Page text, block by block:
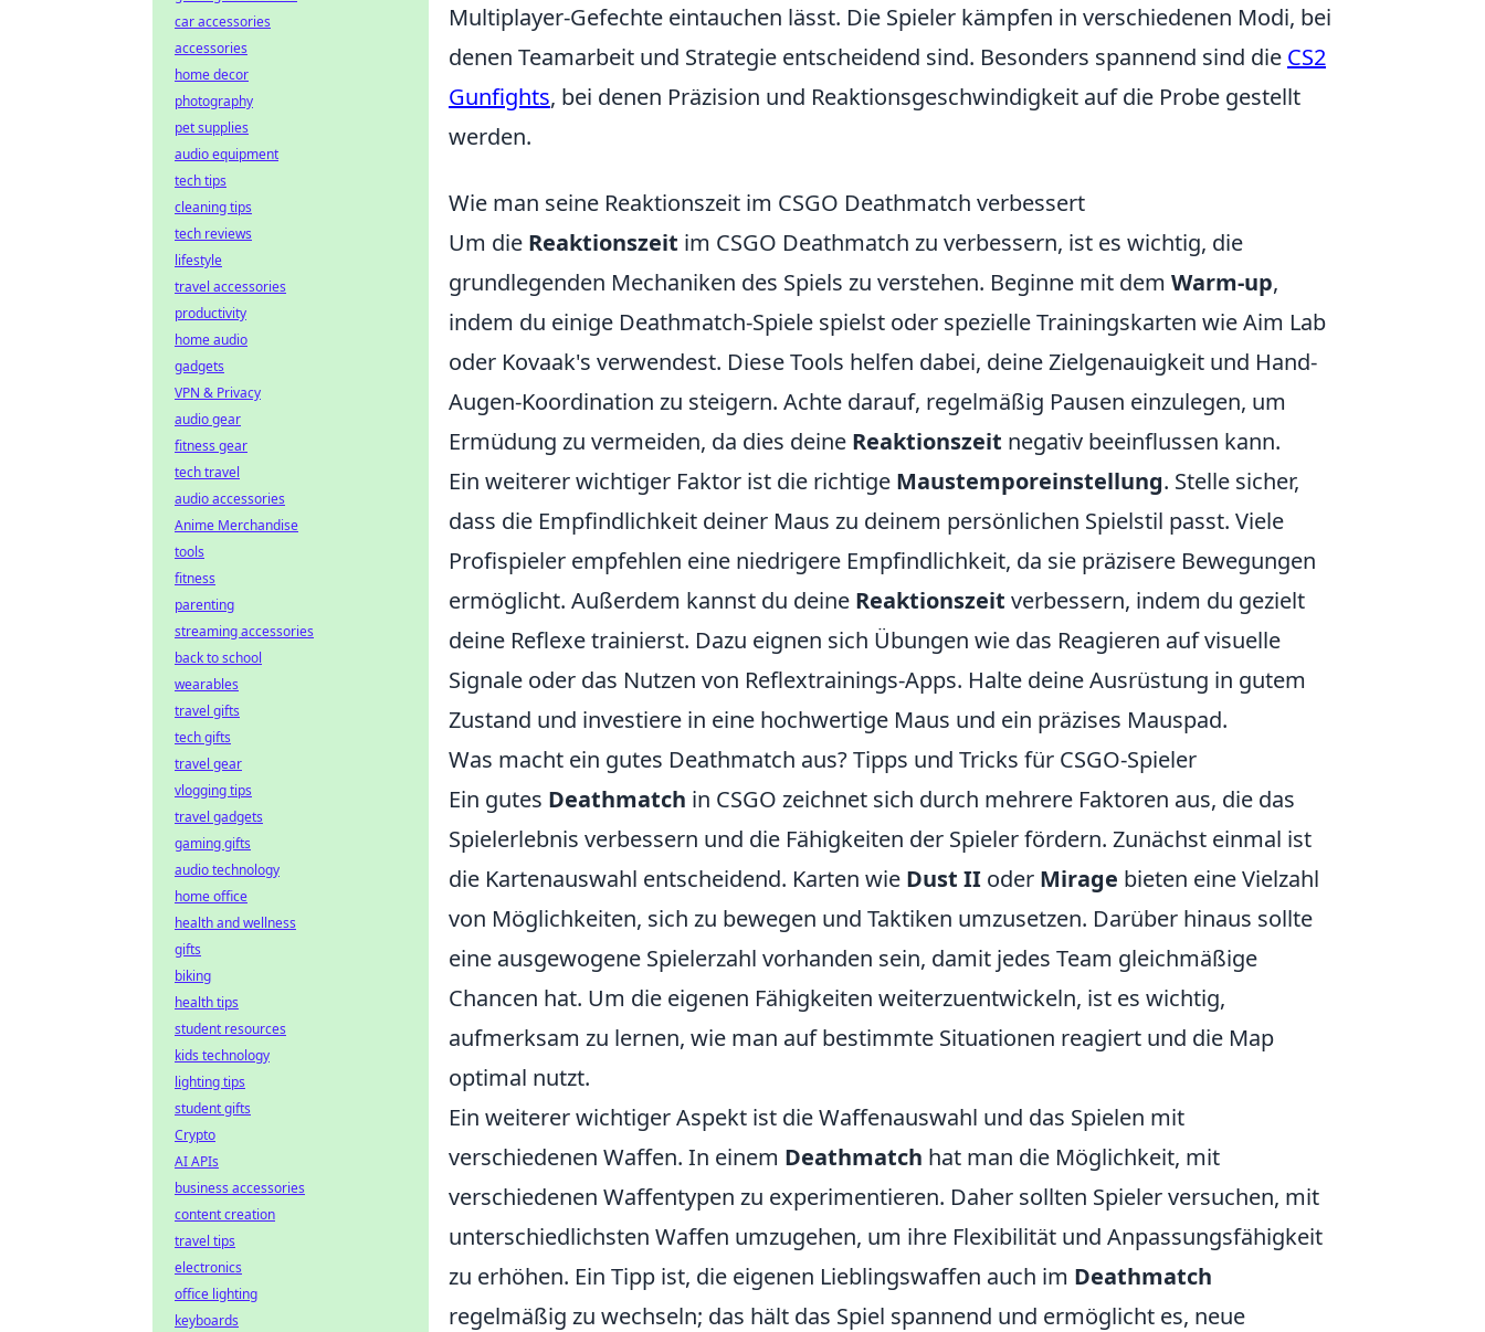
Multiplayer-Gefechte eintauchen lässt. Die Spieler kämpfen in verschiedenen Modi, bei
denen Teamarbeit und Strategie entscheidend sind. Besonders spannend sind die CS2
Gunfights, bei denen Präzision und Reaktionsgeschwindigkeit auf die Probe gestellt
werden.
Wie man seine Reaktionszeit im CSGO Deathmatch verbessert
Um die Reaktionszeit im CSGO Deathmatch zu verbessern, ist es wichtig, die
grundlegenden Mechaniken des Spiels zu verstehen. Beginne mit dem Warm-up,
indem du einige Deathmatch-Spiele spielst oder spezielle Trainingskarten wie Aim Lab
oder Kovaak's verwendest. Diese Tools helfen dabei, deine Zielgenauigkeit und Hand-
Augen-Koordination zu steigern. Achte darauf, regelmäßig Pausen einzulegen, um
Ermüdung zu vermeiden, da dies deine Reaktionszeit negativ beeinflussen kann.
Ein weiterer wichtiger Faktor ist die richtige Maustemporeinstellung. Stelle sicher,
dass die Empfindlichkeit deiner Maus zu deinem persönlichen Spielstil passt. Viele
Profispieler empfehlen eine niedrigere Empfindlichkeit, da sie präzisere Bewegungen
ermöglicht. Außerdem kannst du deine Reaktionszeit verbessern, indem du gezielt
deine Reflexe trainierst. Dazu eignen sich Übungen wie das Reagieren auf visuelle
Signale oder das Nutzen von Reflextrainings-Apps. Halte deine Ausrüstung in gutem
Zustand und investiere in eine hochwertige Maus und ein präzises Mauspad.
Was macht ein gutes Deathmatch aus? Tipps und Tricks für CSGO-Spieler
Ein gutes Deathmatch in CSGO zeichnet sich durch mehrere Faktoren aus, die das
Spielerlebnis verbessern und die Fähigkeiten der Spieler fördern. Zunächst einmal ist
die Kartenauswahl entscheidend. Karten wie Dust II oder Mirage bieten eine Vielzahl
von Möglichkeiten, sich zu bewegen und Taktiken umzusetzen. Darüber hinaus sollte
eine ausgewogene Spielerzahl vorhanden sein, damit jedes Team gleichmäßige
Chancen hat. Um die eigenen Fähigkeiten weiterzuentwickeln, ist es wichtig,
aufmerksam zu lernen, wie man auf bestimmte Situationen reagiert und die Map
optimal nutzt.
Ein weiterer wichtiger Aspekt ist die Waffenauswahl und das Spielen mit
verschiedenen Waffen. In einem Deathmatch hat man die Möglichkeit, mit
verschiedenen Waffentypen zu experimentieren. Daher sollten Spieler versuchen, mit
unterschiedlichsten Waffen umzugehen, um ihre Flexibilität und Anpassungsfähigkeit
zu erhöhen. Ein Tipp ist, die eigenen Lieblingswaffen auch im Deathmatch
regelmäßig zu wechseln; das hält das Spiel spannend und ermöglicht es, neue
car accessories
accessories
home decor
photography
pet supplies
audio equipment
tech tips
cleaning tips
tech reviews
lifestyle
travel accessories
productivity
home audio
gadgets
VPN & Privacy
audio gear
fitness gear
tech travel
audio accessories
Anime Merchandise
tools
fitness
parenting
streaming accessories
back to school
wearables
travel gifts
tech gifts
travel gear
vlogging tips
travel gadgets
gaming gifts
audio technology
home office
health and wellness
gifts
biking
health tips
student resources
kids technology
lighting tips
student gifts
Crypto
AI APIs
business accessories
content creation
travel tips
electronics
office lighting
keyboards